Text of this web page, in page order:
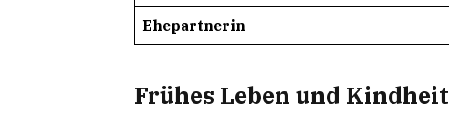
Ehepartnerin
Frühes Leben und Kindheit